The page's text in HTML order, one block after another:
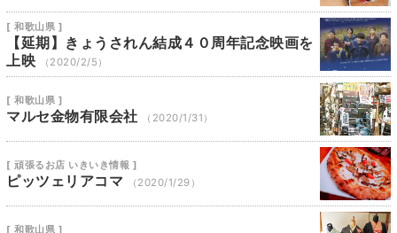
[ 和歌山県 ]
【延期】きょうされん結成４０周年記念映画を
上映
（2020/2/5）
[ 和歌山県 ]
マルセ金物有限会社 （2020/1/31）
[ 頑張るお店 いきいき情報 ]
ピッツェリアコマ （2020/1/29）
[ 和歌山県 ]